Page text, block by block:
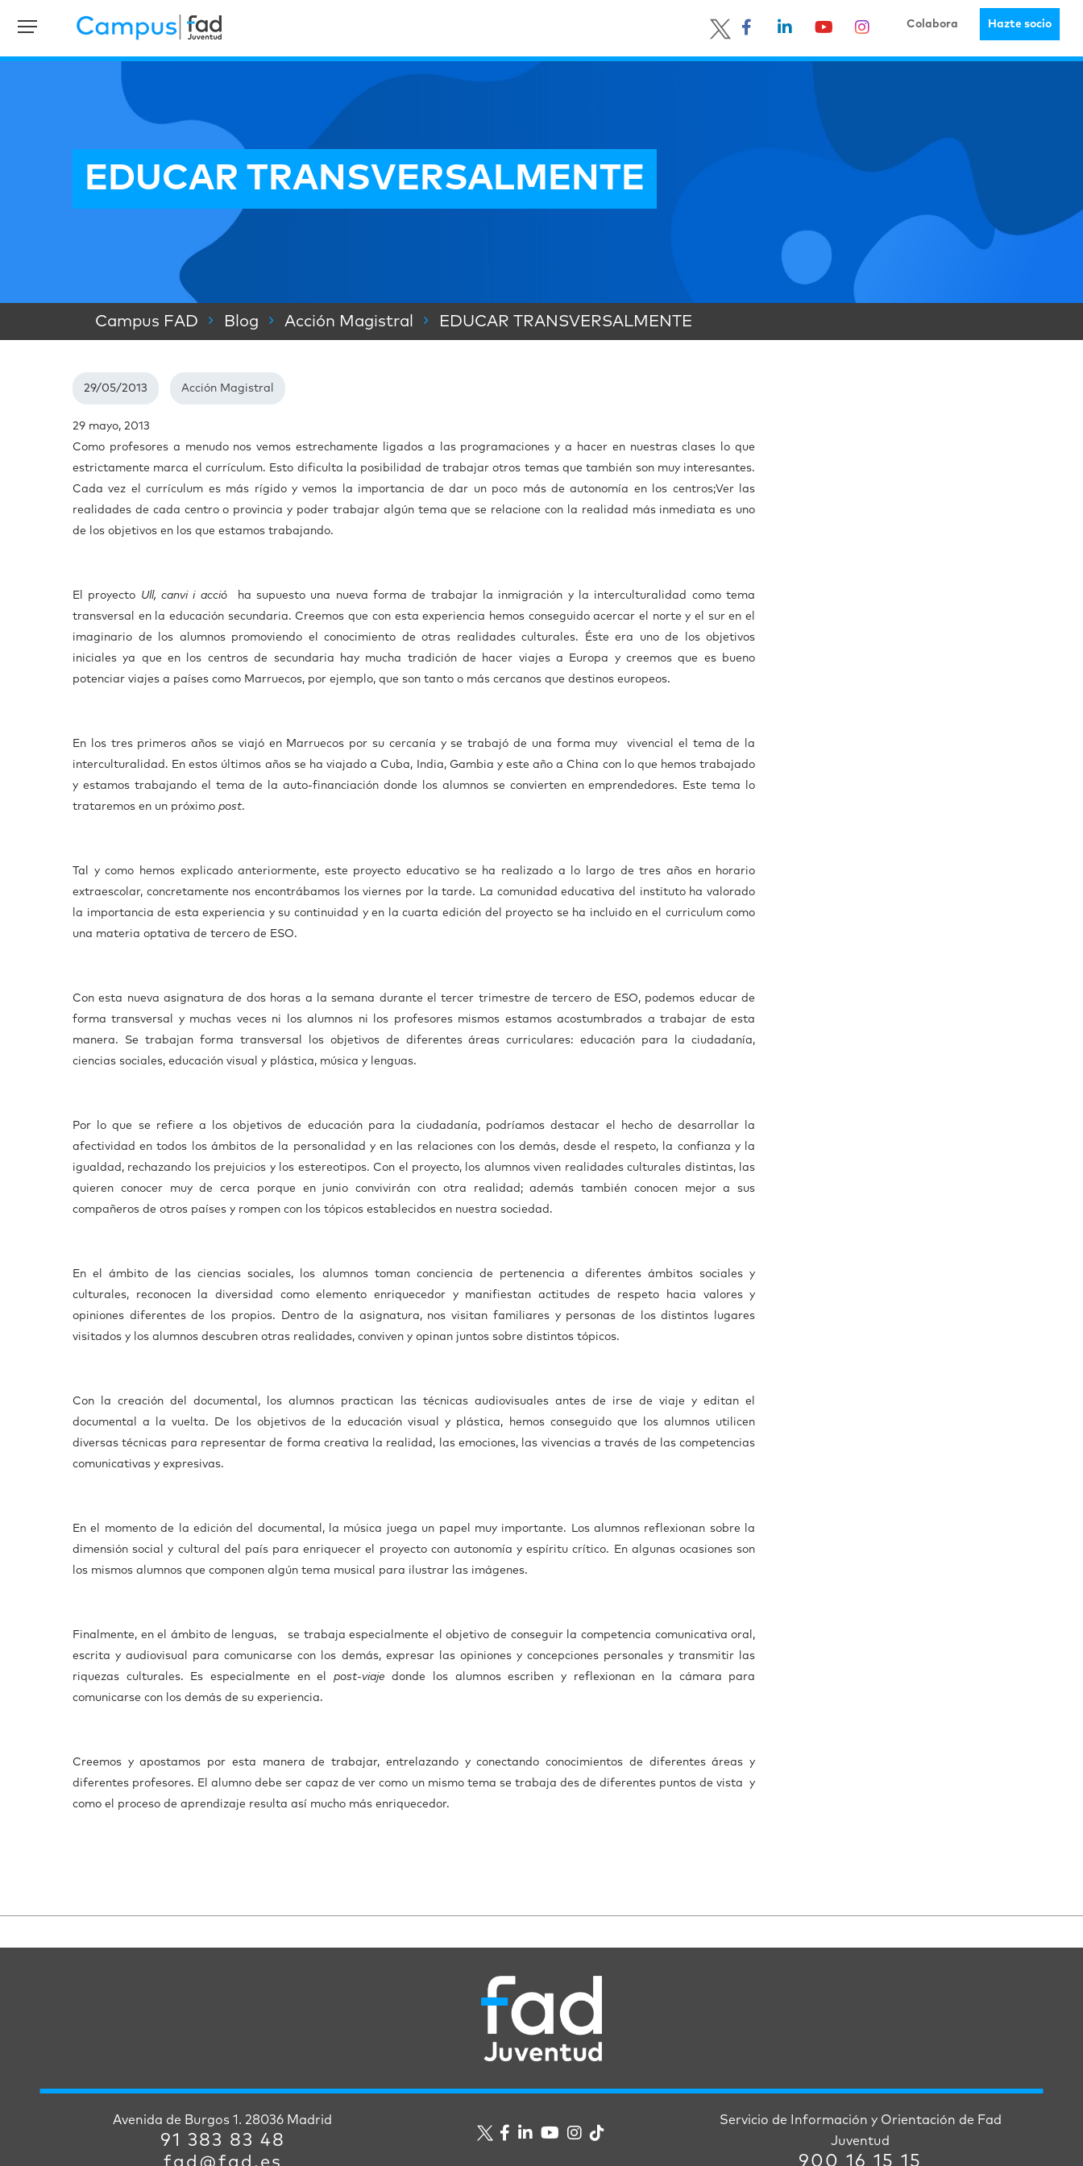
Colabora Hazte socio
EDUCAR TRANSVERSALMENTE
Campus FAD Blog Acción Magistral EDUCAR TRANSVERSALMENTE
29/05/2013 Acción Magistral
29 mayo, 2013
Como profesores a menudo nos vemos estrechamente ligados a las programaciones y a hacer en nuestras clases lo que
estrictamente marca el currículum. Esto dificulta la posibilidad de trabajar otros temas que también son muy interesantes.
Cada vez el currículum es más rígido y vemos la importancia de dar un poco más de autonomía en los centros;Ver las
realidades de cada centro o provincia y poder trabajar algún tema que se relacione con la realidad más inmediata es uno
de los objetivos en los que estamos trabajando.
El proyecto Ull, canvi i accióha supuesto una nueva forma de trabajar la inmigración y la interculturalidad como tema
transversal en la educación secundaria. Creemos que con esta experiencia hemos conseguido acercar el norte y el sur en el
imaginario de los alumnos promoviendo el conocimiento de otras realidades culturales. Éste era uno de los objetivos
iniciales ya que en los centros de secundaria hay mucha tradición de hacer viajes a Europa y creemos que es bueno
potenciar viajes a países como Marruecos, por ejemplo, que son tanto o más cercanos que destinos europeos.
En los tres primeros años se viajó en Marruecos por su cercanía y se trabajó de una forma muy vivencial el tema de la
interculturalidad. En estos últimos años se ha viajado a Cuba, India, Gambia y este año a China con lo que hemos trabajado
y estamos trabajando el tema de la auto-financiación donde los alumnos se convierten en emprendedores. Este tema lo
trataremos en un próximo post.
Tal y como hemos explicado anteriormente, este proyecto educativo se ha realizado a lo largo de tres años en horario
extraescolar, concretamente nos encontrábamos los viernes por la tarde. La comunidad educativa del instituto ha valorado
la importancia de esta experiencia y su continuidad y en la cuarta edición del proyecto se ha incluido en el curriculum como
una materia optativa de tercero de ESO.
Con esta nueva asignatura de dos horas a la semana durante el tercer trimestre de tercero de ESO, podemos educar de
forma transversal y muchas veces ni los alumnos ni los profesores mismos estamos acostumbrados a trabajar de esta
manera. Se trabajan forma transversal los objetivos de diferentes áreas curriculares: educación para la ciudadanía,
ciencias sociales, educación visual y plástica, música y lenguas.
Por lo que se refiere a los objetivos de educación para la ciudadanía, podríamos destacar el hecho de desarrollar la
afectividad en todos los ámbitos de la personalidad y en las relaciones con los demás, desde el respeto, la confianza y la
igualdad, rechazando los prejuicios y los estereotipos. Con el proyecto, los alumnos viven realidades culturales distintas, las
quieren conocer muy de cerca porque en junio convivirán con otra realidad; además también conocen mejor a sus
compañeros de otros países y rompen con los tópicos establecidos en nuestra sociedad.
En el ámbito de las ciencias sociales, los alumnos toman conciencia de pertenencia a diferentes ámbitos sociales y
culturales, reconocen la diversidad como elemento enriquecedor y manifiestan actitudes de respeto hacia valores y
opiniones diferentes de los propios. Dentro de la asignatura, nos visitan familiares y personas de los distintos lugares
visitados y los alumnos descubren otras realidades, conviven y opinan juntos sobre distintos tópicos.
Con la creación del documental, los alumnos practican las técnicas audiovisuales antes de irse de viaje y editan el
documental a la vuelta. De los objetivos de la educación visual y plástica, hemos conseguido que los alumnos utilicen
diversas técnicas para representar de forma creativa la realidad, las emociones, las vivencias a través de las competencias
comunicativas y expresivas.
En el momento de la edición del documental, la música juega un papel muy importante. Los alumnos reflexionan sobre la
dimensión social y cultural del país para enriquecer el proyecto con autonomía y espíritu crítico. En algunas ocasiones son
los mismos alumnos que componen algún tema musical para ilustrar las imágenes.
Finalmente, en el ámbito de lenguas, se trabaja especialmente el objetivo de conseguir la competencia comunicativa oral,
escrita y audiovisual para comunicarse con los demás, expresar las opiniones y concepciones personales y transmitir las
riquezas culturales. Es especialmente en el post-viaje donde los alumnos escriben y reflexionan en la cámara para
comunicarse con los demás de su experiencia.
Creemos y apostamos por esta manera de trabajar, entrelazando y conectando conocimientos de diferentes áreas y
diferentes profesores. El alumno debe ser capaz de ver como un mismo tema se trabaja des de diferentes puntos de vista y
como el proceso de aprendizaje resulta así mucho más enriquecedor.
Avenida de Burgos 1. 28036 Madrid
91 383 83 48
Servicio de Información y Orientación de Fad
Juventud
900 16 15 15